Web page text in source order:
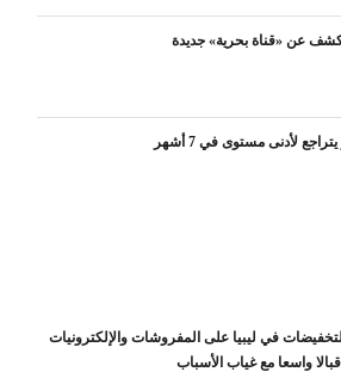
عن «قناة بحرية» جديدة
يتراجع لأدنى مستوى في 7 أشهر
في ليبيا على المفروشات والإلكترونيات
واسعا مع غياب الأسباب